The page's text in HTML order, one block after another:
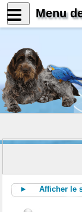
► Afficher le
Menu